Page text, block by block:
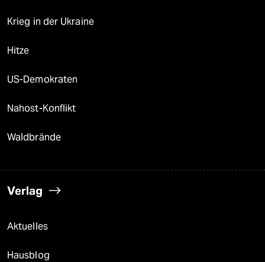
Krieg in der Ukraine
Hitze
US-Demokraten
Nahost-Konflikt
Waldbrände
Verlag
Aktuelles
Hausblog